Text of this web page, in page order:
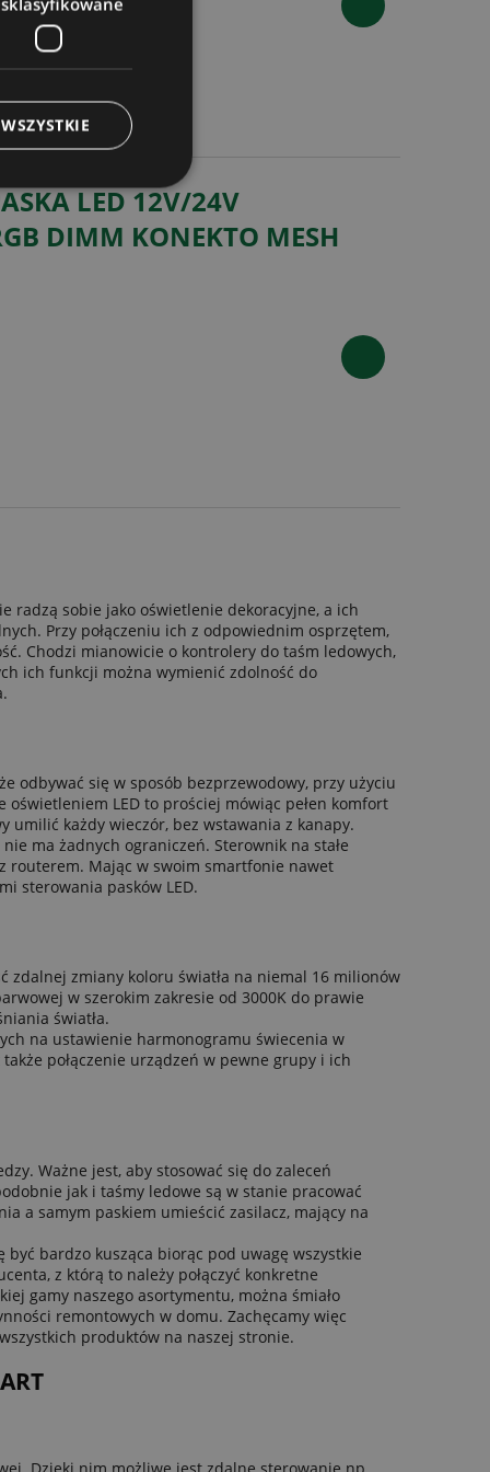
LED 12V/24V
DIMM KONEKTO MESH
radzą sobie jako oświetlenie dekoracyjne, a ich
Przy połączeniu ich z odpowiednim osprzętem,
Chodzi mianowicie o kontrolery do taśm ledowych,
ich funkcji można wymienić zdolność do
odbywać się w sposób bezprzewodowy, przy użyciu
LED to prościej mówiąc pełen komfort
umilić każdy wieczór, bez wstawania z kanapy.
ma żadnych ograniczeń. Sterownik na stałe
routerem. Mając w swoim smartfonie nawet
sterowania pasków LED.
zdalnej zmiany koloru światła na niemal 16 milionów
w szerokim zakresie od 3000K do prawie
światła.
na ustawienie harmonogramu świecenia w
połączenie urządzeń w pewne grupy i ich
Ważne jest, aby stosować się do zaleceń
jak i taśmy ledowe są w stanie pracować
a samym paskiem umieścić zasilacz, mający na
bardzo kusząca biorąc pod uwagę wszystkie
z którą to należy połączyć konkretne
gamy naszego asortymentu, można śmiało
remontowych w domu. Zachęcamy więc
produktów na naszej stronie.